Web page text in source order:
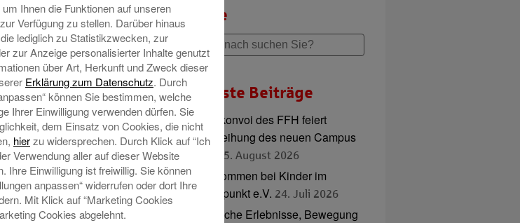
Unterstützung bei
Die
Augsburg begleitet
vom Ausräumen bis
Mehr lesen
Suche
Neueste Beiträge
Radlkonvoi des FFH feiert
Einweihung des neuen Campus
5. August 2026
Willkommen bei Kinder im
Mittelpunkt e.V. 24. Juli 2026
Tierische Erlebnisse, Bewegung
Ihnen die Funktionen auf unseren
Verfügung zu stellen. Darüber hinaus
lediglich zu Statistikzwecken, zur
zur Anzeige personalisierter Inhalte genutzt
über Art, Herkunft und Zweck dieser
Erklärung zum Datenschutz. Durch
können Sie bestimmen, welche
Ihrer Einwilligung verwenden dürfen. Sie
dem Einsatz von Cookies, die nicht
hierzu widersprechen. Durch Klick auf “Ich
Verwendung aller auf dieser Website
Ihre Einwilligung ist freiwillig. Sie können
anpassen“ widerrufen oder dort Ihre
Mit Klick auf “Marketing Cookies
Cookies abgelehnt.